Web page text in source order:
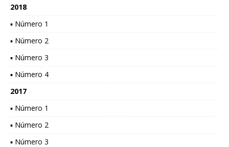
2018
▪ Número 1
▪ Número 2
▪ Número 3
▪ Número 4
2017
▪ Número 1
▪ Número 2
▪ Número 3